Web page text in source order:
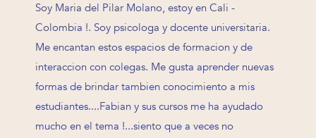
Soy Maria del Pilar Molano, estoy en Cali -
Colombia !. Soy psicologa y docente universitaria.
Me encantan estos espacios de formacion y de
interaccion con colegas. Me gusta aprender nuevas
formas de brindar tambien conocimiento a mis
estudiantes....Fabian y sus cursos me ha ayudado
mucho en el tema !...siento que a veces no